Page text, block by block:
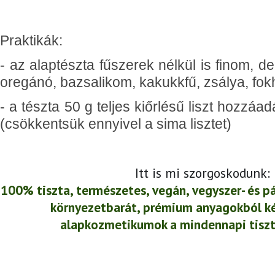
Praktikák:
- az alaptészta fűszerek nélkül is finom,
oregánó, bazsalikom, kakukkfű, zsálya,
- a tészta 50 g teljes kiőrlésű liszt
(csökkentsük ennyivel a sima lisztet)
Itt is mi szorgoskodunk:
100% tiszta, természetes, vegán, vegyszer- és
környezetbarát, prémium anyagokból
alapkozmetikumok a mindennapi